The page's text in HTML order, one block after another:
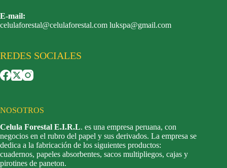
E-mail:
celulaforestal@celulaforestal.com lukspa@gmail.com
REDES SOCIALES
NOSOTROS
Celula Forestal E.I.R.L. es una empresa peruana, con
negocios en el rubro del papel y sus derivados. La empresa se
dedica a la fabricación de los siguientes productos:
cuadernos, papeles absorbentes, sacos multipliegos, cajas y
pirotines de paneton.